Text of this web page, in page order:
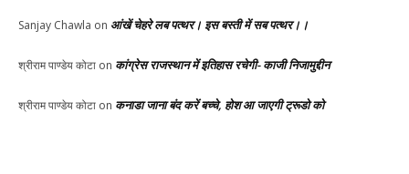
Sanjay Chawla on आंखें चेहरे लब पत्थर। इस बस्ती में सब पत्थर।।
श्रीराम पाण्डेय कोटा on कांग्रेस राजस्थान में इतिहास रचेगी- काजी निजामुद्दीन
श्रीराम पाण्डेय कोटा on कनाडा जाना बंद करें बच्चे, होश आ जाएगी ट्रूडो को